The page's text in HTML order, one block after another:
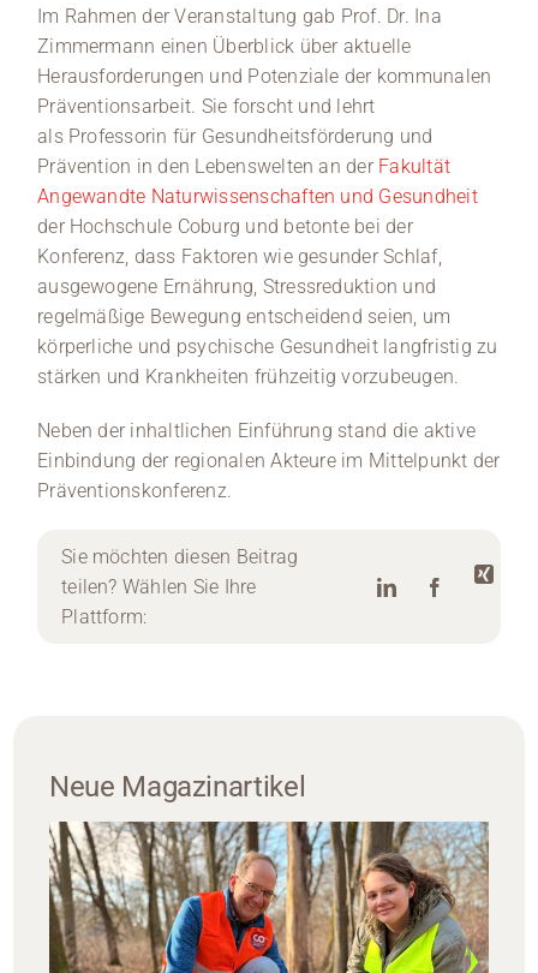
Im Rahmen der Veranstaltung gab Prof. Dr. Ina
Zimmermann einen Überblick über aktuelle
Herausforderungen und Potenziale der kommunalen
Präventionsarbeit. Sie forscht und lehrt
als Professorin für Gesundheitsförderung und
Prävention in den Lebenswelten an der Fakultät
Angewandte Naturwissenschaften und Gesundheit
der Hochschule Coburg und betonte bei der
Konferenz, dass Faktoren wie gesunder Schlaf,
ausgewogene Ernährung, Stressreduktion und
regelmäßige Bewegung entscheidend seien, um
körperliche und psychische Gesundheit langfristig zu
stärken und Krankheiten frühzeitig vorzubeugen.
Neben der inhaltlichen Einführung stand die aktive
Einbindung der regionalen Akteure im Mittelpunkt der
Präventionskonferenz.
Sie möchten diesen Beitrag
teilen? Wählen Sie Ihre
Plattform:
Neue Magazinartikel